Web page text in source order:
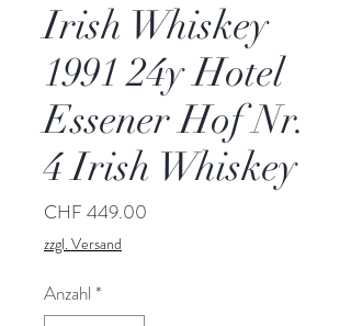
Irish Whiskey
1991 24y Hotel
Essener Hof Nr.
4 Irish Whiskey
CHF 449.00
zzgl. Versand
Anzahl *